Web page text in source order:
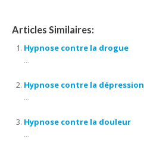
Articles Similaires:
Hypnose contre la drogue
...
Hypnose contre la dépression
...
Hypnose contre la douleur
...